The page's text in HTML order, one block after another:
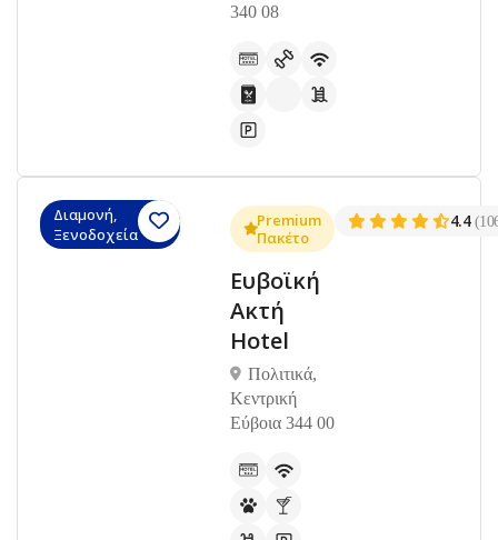
340 08
Διαμονή,
Ξενοδοχεία
Premium
Πακέτο
Ευβοϊκή
Ακτή
Hotel
Πολιτικά,
Κεντρική
Εύβοια 344 00
4.4